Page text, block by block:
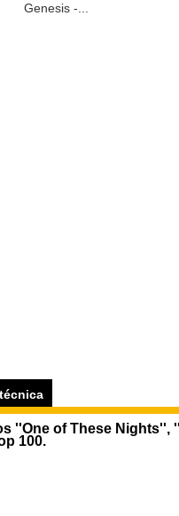
Genesis -...
''One of These Nights'',
100.